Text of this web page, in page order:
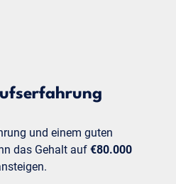
und einem guten
das Gehalt auf €80.000